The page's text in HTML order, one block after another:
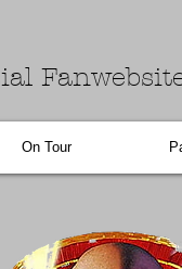
On Tour